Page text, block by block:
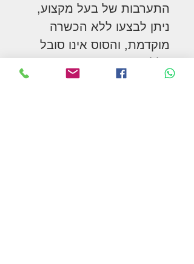
התערבות של בעל מקצוע,
ניתן לבצעו ללא הכשרה
מוקדמת, והסוס אינו סובל
כלל.
אני מציעה תבנית מותאמת